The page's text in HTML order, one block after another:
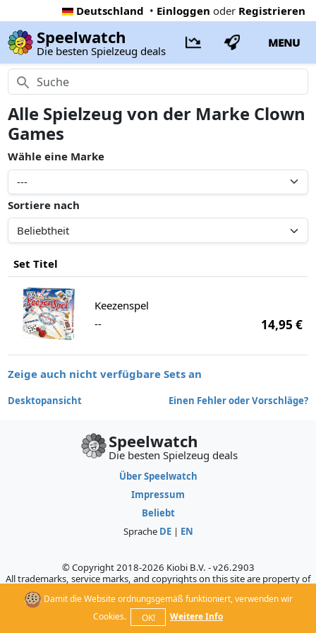
Deutschland • Einloggen oder Registrieren
Speelwatch
Die besten Spielzeug deals
MENU
Alle Spielzeug von der Marke Clown
Games
Wähle eine Marke
Sortiere nach
Set Titel
Keezenspel
--
14,95 €
Zeige auch nicht verfügbare Sets an
Desktopansicht Einen Fehler oder Vorschläge?
Damit die Website ordnungsgemäß funktioniert, verwenden wir
Cookies.
OK! Weitere Info
Speelwatch
Die besten Spielzeug deals
Über Speelwatch
Impressum
Beliebt
Sprache DE| EN
© Copyright 2018-2026 Kiobi B.V. - v26.2903
All trademarks, service marks, and copyrights on this site are property of
their respective owners, who do not sponsor, authorize, or endorse this
site.